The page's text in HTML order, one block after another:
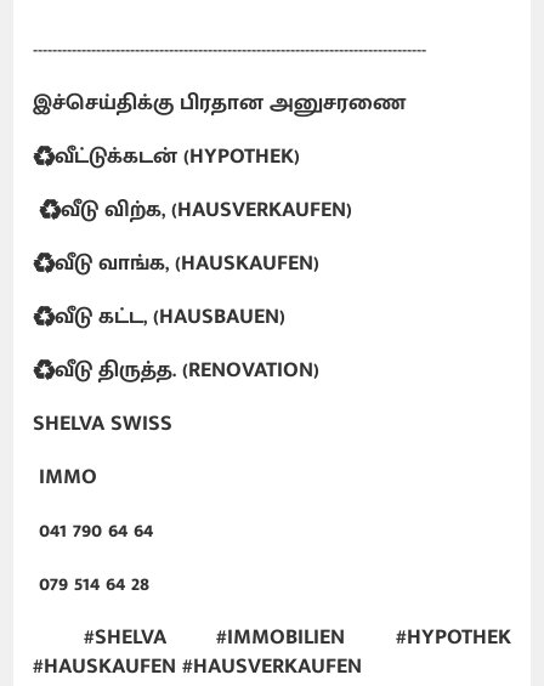
---------------------------------------------------------------------------------
இச்செய்திக்கு பிரதான அனுசரணை
♻️வீட்டுக்கடன் (HYPOTHEK)
♻️வீடு விற்க, (HAUSVERKAUFEN)
♻️வீடு வாங்க, (HAUSKAUFEN)
♻️வீடு கட்ட, (HAUSBAUEN)
♻️வீடு திருத்த. (RENOVATION)
SHELVA SWISS
IMMO
041 790 64 64
079 514 64 28
#SHELVA #IMMOBILIEN #HYPOTHEK
#HAUSKAUFEN #HAUSVERKAUFEN